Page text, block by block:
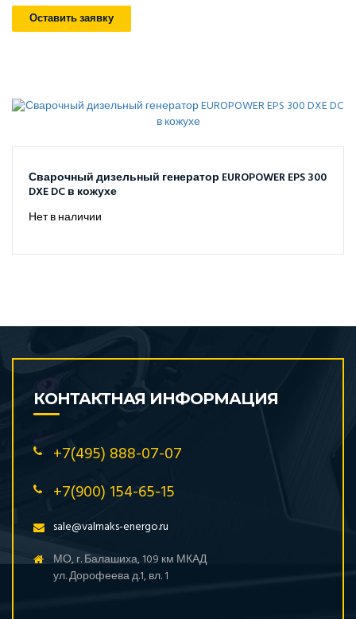
Оставить заявку
Сварочный дизельный генератор EUROPOWER EPS 300
DXE DC в кожухе
Нет в наличии
КОНТАКТНАЯ ИНФОРМАЦИЯ
+7(495) 888-07-07
+7(900) 154-65-15
sale@valmaks-energo.ru
МО, г. Балашиха, 109 км МКАД
ул. Дорофеева д.1, вл. 1